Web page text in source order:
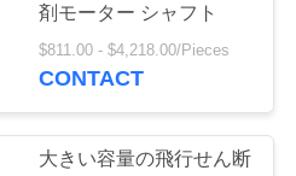
炉
剤モーター シャフト
$811.00 - $4,218.00/Pieces
CONTACT
大きい容量の飛行せん断